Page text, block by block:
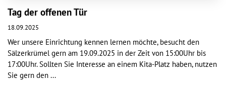
Tag der offenen Tür
18.09.2025
Wer unsere Einrichtung kennen lernen möchte, besucht den
Sälzerkrümel gern am 19.09.2025 in der Zeit von 15:00Uhr bis
17:00Uhr. Sollten Sie Interesse an einem Kita-Platz haben, nutzen
Sie gern den ...